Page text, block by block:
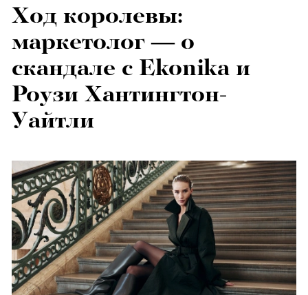
Ход королевы:
маркетолог — о
скандале с Ekonika и
Роузи Хантингтон-
Уайтли